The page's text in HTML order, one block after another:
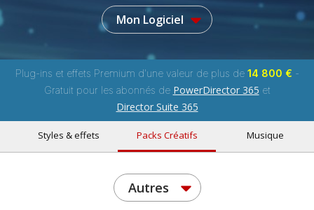
Mon Logiciel
Plug-ins et effets Premium d'une valeur de plus de 14 800 € -
Gratuit pour les abonnés de PowerDirector 365 et
Director Suite 365
Styles & effets Packs Créatifs Musique
Autres